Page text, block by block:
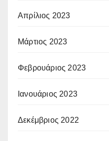
Απρίλιος 2023
Μάρτιος 2023
Φεβρουάριος 2023
Ιανουάριος 2023
Δεκέμβριος 2022